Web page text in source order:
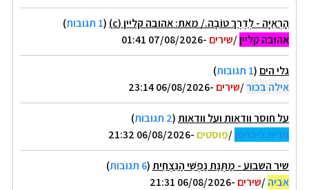
הָרְאִיָּה - לְדֶרֶךְ טוֹבָה./ מאת: אהובה קליין (c) (1 תגובות
)
אהובה קליין/שירים -07/08/2026 01:41
גלי הים (1 תגובות
)
אילה בכור/שירים -06/08/2026 23:14
על חוסר וודאות ועל וודאות(2 תגובות
)
נורית ליברמן/פוסטים -06/08/2026 21:32
שיר השבוע - מַתְּנַת נַפְשִׁי הַנִּצְחִית(6 תגובות
)
אביה/שירים -06/08/2026 21:31